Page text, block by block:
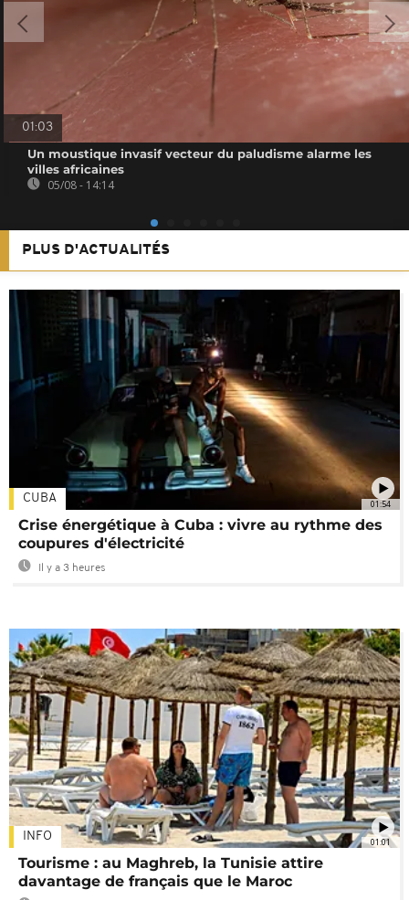
01:03
Un moustique invasif vecteur du paludisme alarme les
villes africaines
05/08 - 14:14
PLUS D'ACTUALITÉS
01:54
CUBA
Crise énergétique à Cuba : vivre au rythme des
coupures d'électricité
Il y a 3 heures
01:01
INFO
Tourisme : au Maghreb, la Tunisie attire
davantage de français que le Maroc